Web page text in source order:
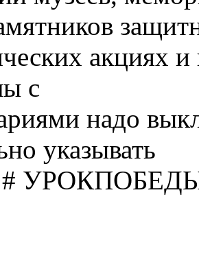
акциях
с
надо
указывать
#